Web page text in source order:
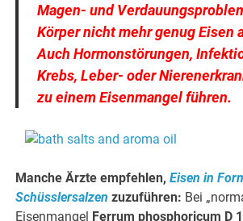
Magen- und
Körper nicht mehr genug Eisen
Auch Hormonstörungen,
Krebs, Leber- oder
zu einem Eisenmangel führen.
Manche Ärzte empfehlen,Eisen in
Schüsslersalzen zuzuführen: Bei
Eisenmangel Ferrum phosphoricum D